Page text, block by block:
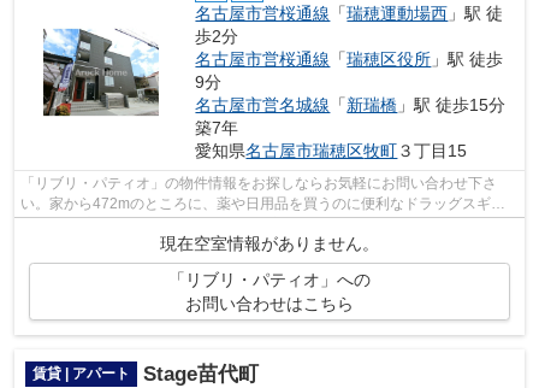
名古屋市営桜通線 「瑞穂運動場西 」駅 徒
歩2分
名古屋市営桜通線 「瑞穂区役所 」駅 徒歩
9分
名古屋市営名城線 「新瑞橋 」駅 徒歩15分
築7年
愛知県名古屋市瑞穂区牧町３丁目15
「リブリ・パティオ」の物件情報をお探しならお気軽にお問い合わせ下さ
い。家から472mのところに、薬や日用品を買うのに便利なドラッグスギヤ
現在空室情報がありません。
「リブリ・パティオ」への
お問い合わせはこちら
賃貸 | アパート Stage苗代町